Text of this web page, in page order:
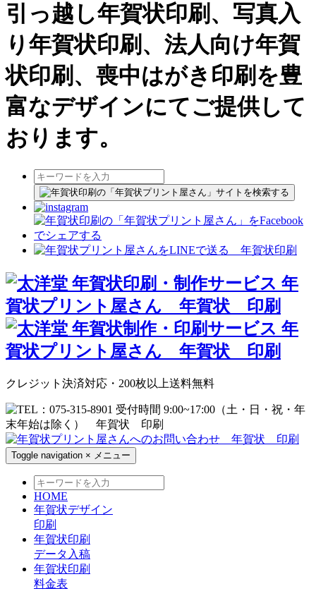
引っ越し年賀状印刷、写真入
り年賀状印刷、法人向け年賀
状印刷、喪中はがき印刷を豊
富なデザインにてご提供して
おります。
クレジット決済対応・200枚以上送料無料
Toggle navigation × メニュー
HOME
年賀状デザイン
印刷
年賀状印刷
データ入稿
年賀状印刷
料金表